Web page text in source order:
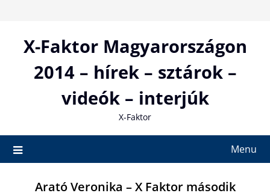
contentX-Faktor Magyarországon
2014 – hírek – sztárok –
videók – interjúk
X-Faktor
Menu
Arató Veronika – X Faktor második